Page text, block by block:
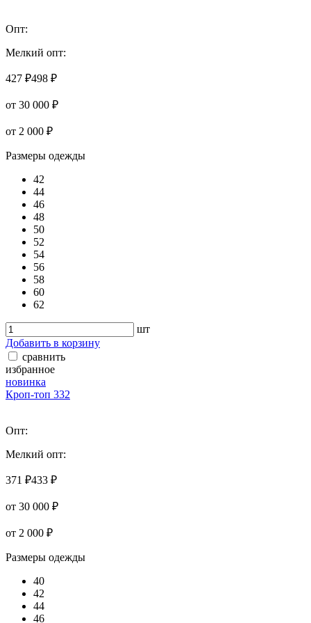
Опт:
Мелкий опт:
427 ₽498 ₽
от 30 000 ₽
от 2 000 ₽
Размеры одежды
42
44
46
48
50
52
54
56
58
60
62
шт
Добавить в корзину
сравнить
избранное
новинка
Кроп-топ 332
Опт:
Мелкий опт:
371 ₽433 ₽
от 30 000 ₽
от 2 000 ₽
Размеры одежды
40
42
44
46